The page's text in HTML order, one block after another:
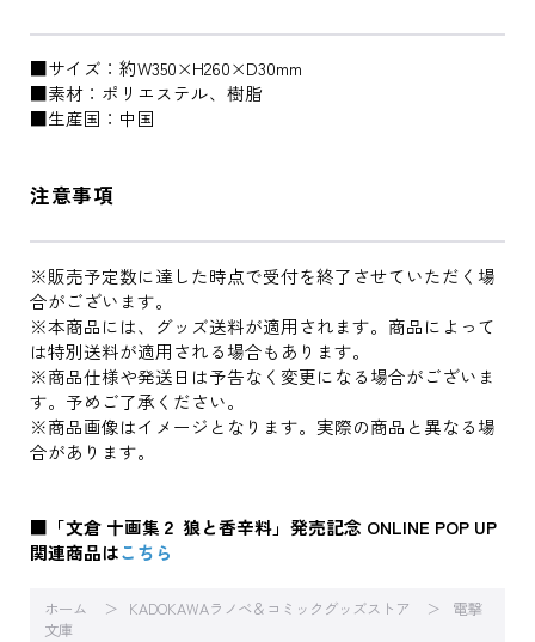
■サイズ：約W350×H260×D30mm
■素材：ポリエステル、樹脂
■生産国：中国
注意事項
※販売予定数に達した時点で受付を終了させていただく場
合がございます。
※本商品には、グッズ送料が適用されます。商品によって
は特別送料が適用される場合もあります。
※商品仕様や発送日は予告なく変更になる場合がございま
す。予めご了承ください。
※商品画像はイメージとなります。実際の商品と異なる場
合があります。
■「文倉 十画集２ 狼と香辛料」発売記念 ONLINE POP UP
関連商品はこちら
ホーム KADOKAWAラノベ＆コミックグッズストア
電撃
文庫